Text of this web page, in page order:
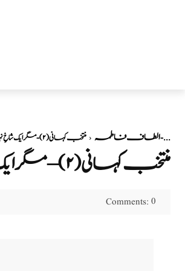
الطاف فاطمہمنتخب کہانی (۲) - مگر ایک شاخِ نہالِ غم -...
منتخب کہانی (۲) – مگر ایک شاخِ نہالِ غم – الطاف فاطمہ
Comments: 0